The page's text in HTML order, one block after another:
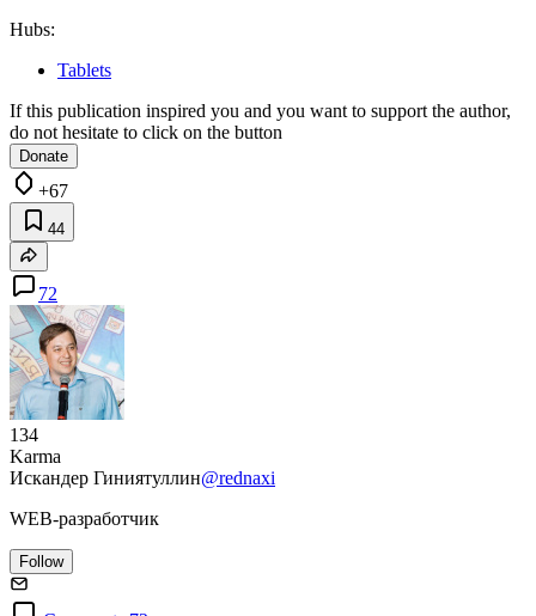
Hubs:
Tablets
If this publication inspired you and you want to support the author,
do not hesitate to click on the button
Donate
+67
44
72
134
Karma
Искандер Гиниятуллин@rednaxi
WEB-разработчик
Follow